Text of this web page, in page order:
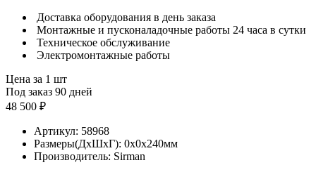
Доставка оборудования в день заказа
Монтажные и пусконаладочные работы 24 часа в сутки
Техническое обслуживание
Электромонтажные работы
Цена за 1 шт
Под заказ 90 дней
48 500 ₽
Артикул: 58968
Размеры(ДхШхГ): 0x0x240мм
Производитель: Sirman